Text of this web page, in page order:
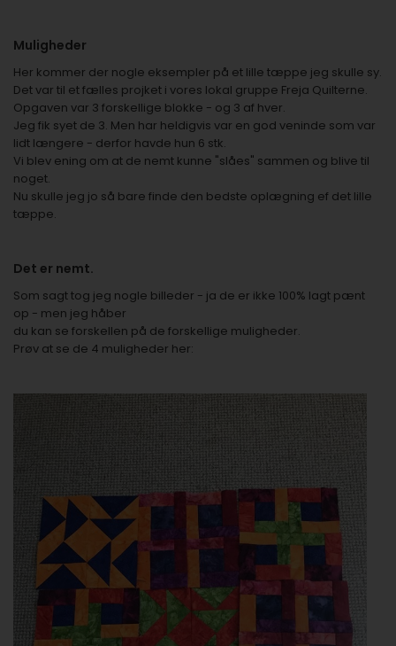
Muligheder
Her kommer der nogle eksempler på et lille tæppe jeg skulle sy.
Det var til et fælles projket i vores lokal gruppe Freja Quilterne.
Opgaven var 3 forskellige blokke - og 3 af hver.
Jeg fik syet de 3. Men har heldigvis var en god veninde som var
lidt længere - derfor havde hun 6 stk.
Vi blev ening om at de nemt kunne "slåes" sammen og blive til
noget.
Nu skulle jeg jo så bare finde den bedste oplægning ef det lille
tæppe.
Det er nemt.
Som sagt tog jeg nogle billeder - ja de er ikke 100% lagt pænt
op - men jeg håber
du kan se forskellen på de forskellige muligheder.
Prøv at se de 4 muligheder her: